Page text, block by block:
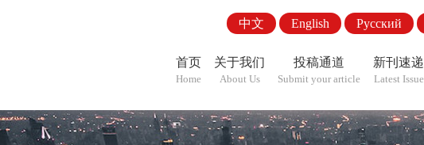
中文 English Pусский
首页
Home
关于我们
About Us
投稿通道
Submit your article
新刊速递
Latest Issue